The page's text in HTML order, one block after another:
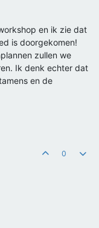
en ik zie dat
is doorgekomen!
zullen we
Ik denk echter dat
en de
0